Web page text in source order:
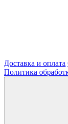
Доставка и оплата
Политика